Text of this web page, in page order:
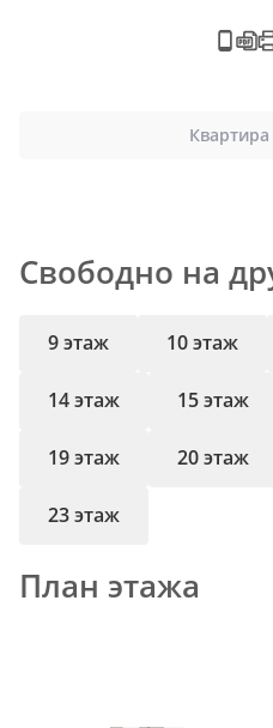
Свободно на
9 этаж 10 этаж
14 этаж 15 этаж
19 этаж 20 этаж
23 этаж
План этажа